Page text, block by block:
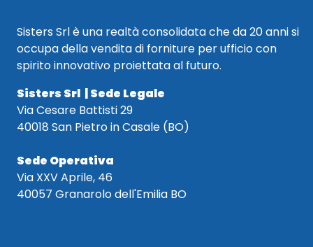
Sisters Srl è una realtà consolidata che da 20 anni si
occupa della vendita di forniture per ufficio con
spirito innovativo proiettata al futuro.
Sisters Srl | Sede Legale
Via Cesare Battisti 29
40018 San Pietro in Casale (BO)
Sede Operativa
Via XXV Aprile, 46
40057 Granarolo dell'Emilia BO